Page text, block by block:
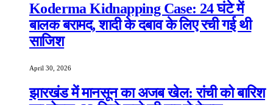
Koderma Kidnapping Case: 24 घंटे में
बालक बरामद, शादी के दबाव के लिए रची गई थी
साजिश
April 30, 2026
झारखंड में मानसून का अजब खेल: रांची को बारिश